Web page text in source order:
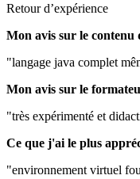
Retour d’expérience
Mon avis sur le contenu
"langage java complet
Mon avis sur le
"très expérimenté et
Ce que j'ai le plus
"environnement virtuel